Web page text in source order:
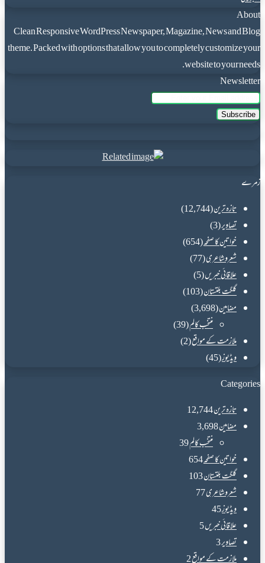
About
Clean Responsive WordPress Newspaper, Magazine, News and Blog
theme. Packed with options that allow you to completely customize your
website to your needs.
Newsletter
Enter
your
زمرے
تازہ ترین(12,744)
تصاویر(3)
خواتین کا صفحہ(654)
شعروشاعری(77)
علاقائی خبریں(5)
گلگت بلتستان(103)
مضامین(3,698)
منتخب کالم(39)
ملازمت کے مواقع(2)
ویڈیوز(45)
Categories
تازہ ترین12,744
مضامین3,698
منتخب کالم39
خواتین کا صفحہ654
گلگت بلتستان103
شعروشاعری77
ویڈیوز45
علاقائی خبریں5
تصاویر3